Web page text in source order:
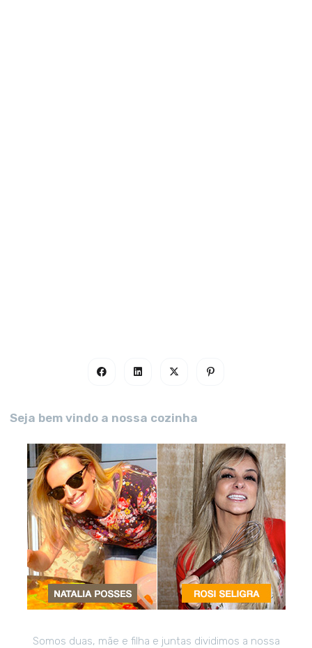
Seja bem vindo a nossa cozinha
Somos duas, mãe e filha e juntas dividimos a nossa